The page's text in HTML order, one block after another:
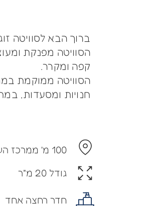
ברוך הבא לסוויטה
הסוויטה מפנקת
קפה ומקרר.
הסוויטה ממוקמת
חנויות ומסעדות,
100 מ' ממרכז העיר
גודל 20 מ"ר
חדר רחצה אחד